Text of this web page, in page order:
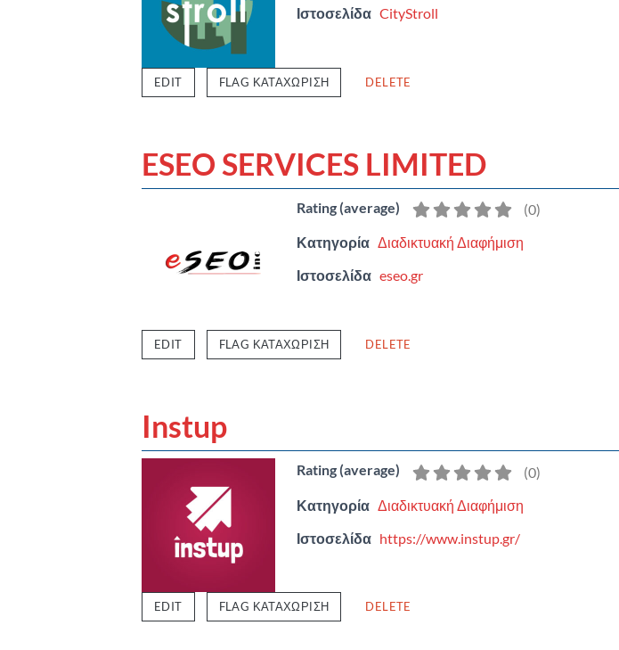
Ιστοσελίδα CityStroll
EDIT FLAG ΚΑΤΑΧΏΡΙΣΗ DELETE
ESEO SERVICES LIMITED
Rating (average) (0)
Κατηγορία Διαδικτυακή Διαφήμιση
Ιστοσελίδα eseo.gr
EDIT FLAG ΚΑΤΑΧΏΡΙΣΗ DELETE
Instup
Rating (average) (0)
Κατηγορία Διαδικτυακή Διαφήμιση
Ιστοσελίδα https://www.instup.gr/
EDIT FLAG ΚΑΤΑΧΏΡΙΣΗ DELETE